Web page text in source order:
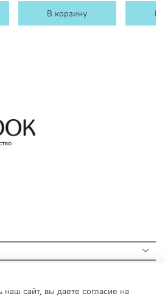
В корзину В
сайт, вы даете согласие на